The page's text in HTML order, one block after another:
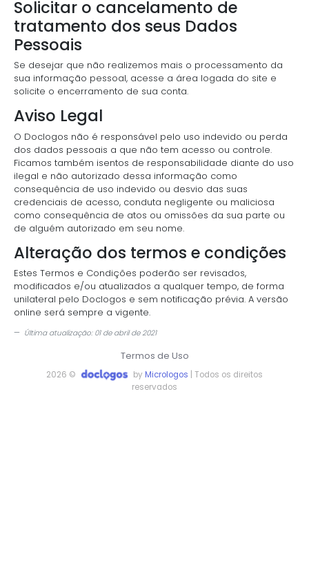
Solicitar o cancelamento de
tratamento dos seus Dados
Pessoais
Se desejar que não realizemos mais o processamento da
sua informação pessoal, acesse a área logada do site e
solicite o encerramento de sua conta.
Aviso Legal
O Doclogos não é responsável pelo uso indevido ou perda
dos dados pessoais a que não tem acesso ou controle.
Ficamos também isentos de responsabilidade diante do uso
ilegal e não autorizado dessa informação como
consequência de uso indevido ou desvio das suas
credenciais de acesso, conduta negligente ou maliciosa
como consequência de atos ou omissões da sua parte ou
de alguém autorizado em seu nome.
Alteração dos termos e condições
Estes Termos e Condições poderão ser revisados,
modificados e/ou atualizados a qualquer tempo, de forma
unilateral pelo Doclogos e sem notificação prévia. A versão
online será sempre a vigente.
Última atualização: 01 de abril de 2021
2026 © byMicrologos | Todos os direitos
reservados
Termos de Uso